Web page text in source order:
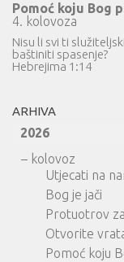
Pomoć koju Bog
4. kolovoza
Nisu li svi ti
baštiniti spasenje?
Hebrejima 1:14
ARHIVA
2026
– kolovoz
Utjecati na
Bog je jači
Protuotrov
Otvorite
Pomoć koju